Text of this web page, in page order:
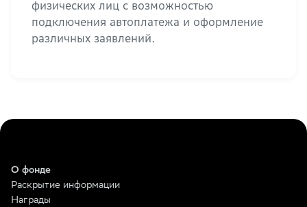
физических лиц с возможностью
подключения автоплатежа и оформление
различных заявлений.
О фонде
Раскрытие информации
Награды